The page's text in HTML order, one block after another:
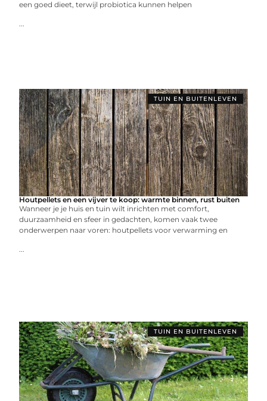
een goed dieet, terwijl probiotica kunnen helpen
...
TUIN EN BUITENLEVEN
Houtpellets en een vijver te koop: warmte binnen, rust buiten
Wanneer je je huis en tuin wilt inrichten met comfort,
duurzaamheid en sfeer in gedachten, komen vaak twee
onderwerpen naar voren: houtpellets voor verwarming en
...
TUIN EN BUITENLEVEN